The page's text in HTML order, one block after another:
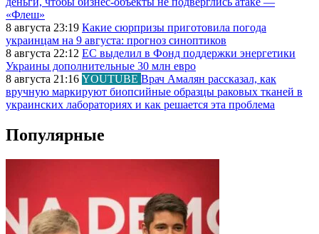
«Флеш»
8 августа 23:19 Какие сюрпризы приготовила погода
украинцам на 9 августа: прогноз синоптиков
8 августа 22:12 ЕС выделил в Фонд поддержки энергетики
Украины дополнительные 30 млн евро
8 августа 21:16 YOUTUBE Врач Амалян рассказал, как
вручную маркируют биопсийные образцы раковых тканей в
украинских лабораториях и как решается эта проблема
Популярные